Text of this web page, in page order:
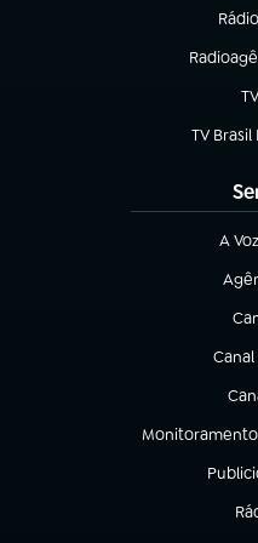
(abre
TV
(abre
A
(abre
(abre
(abre em nova
(abre